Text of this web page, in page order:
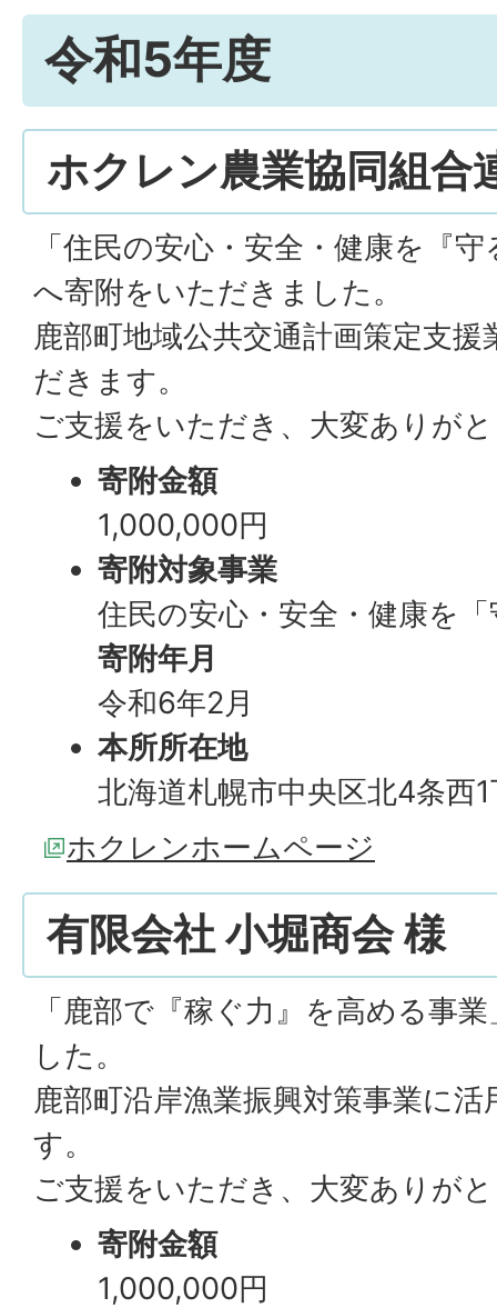
令和5年度
ホクレン農業協同組合
「住民の安心・安全・健康を『
へ寄附をいただきました。
鹿部町地域公共交通計画策定支
だきます。
ご支援をいただき、大変ありが
寄附金額
1,000,000円
寄附対象事業
住民の安心・安全・健康を
寄附年月
令和6年2月
本所所在地
北海道札幌市中央区北4条西
ホクレンホームページ
有限会社 小堀商会 様
「鹿部で『稼ぐ力』を高める事
した。
鹿部町沿岸漁業振興対策事業に
す。
ご支援をいただき、大変ありが
寄附金額
1,000,000円